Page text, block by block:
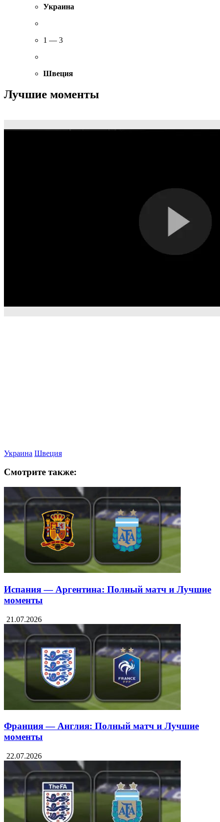
Украина
1 — 3
Швеция
Лучшие моменты
Украина Швеция
Смотрите также:
Испания — Аргентина: Полный матч и Лучшие
моменты
21.07.2026
Франция — Англия: Полный матч и Лучшие
моменты
22.07.2026